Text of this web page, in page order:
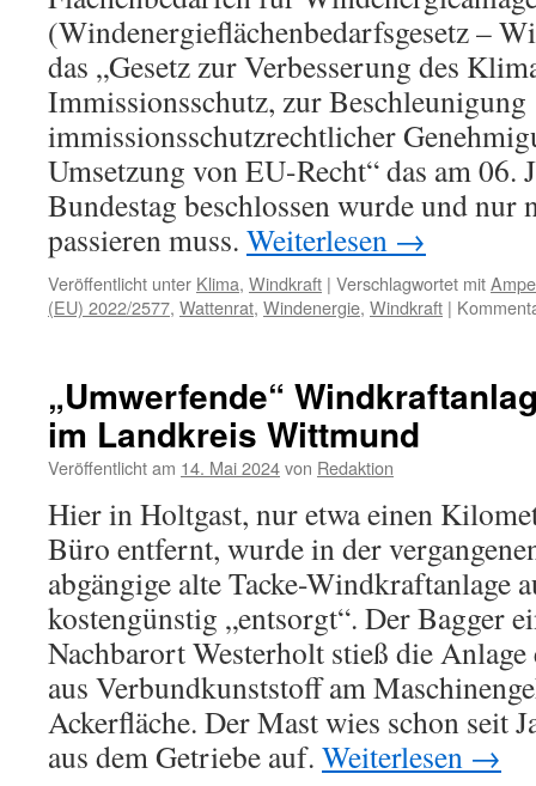
(Windenergieflächenbedarfsgesetz –
das „Gesetz zur Verbesserung des
Immissionsschutz, zur Beschleunigung
immissionsschutzrechtlicher
Umsetzung von EU-Recht“ das am 06.
Bundestag beschlossen wurde und nur
passieren muss. Weiterlesen →
Veröffentlicht unter Klima, Windkraft | Verschlagwortet mit
(EU) 2022/2577, Wattenrat, Windenergie, Windkraft |
„Umwerfende“
im Landkreis Wittmund
Veröffentlicht am 14. Mai 2024von Redaktion
Hier in Holtgast, nur etwa einen
Büro entfernt, wurde in der
abgängige alte Tacke-Windkraftanlage
kostengünstig „entsorgt“. Der Bagger
Nachbarort Westerholt stieß die
aus Verbundkunststoff am
Ackerfläche. Der Mast wies schon seit
aus dem Getriebe auf. Weiterlesen →